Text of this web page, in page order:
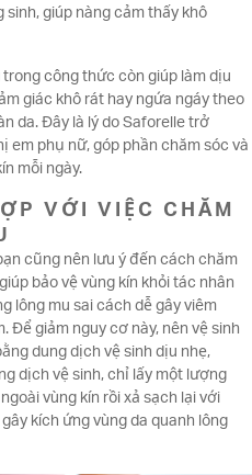
sinh, giúp nàng cảm thấy khô
công thức còn giúp làm dịu
giác khô rát hay ngứa ngáy theo
da. Đây là lý do Saforelle trở
em phụ nữ, góp phần chăm sóc và
mỗi ngày.
VỚI VIỆC CHĂM
cũng nên lưu ý đến cách chăm
bảo vệ vùng kín khỏi tác nhân
lông mu sai cách dễ gây viêm
Để giảm nguy cơ này, nên vệ sinh
dung dịch vệ sinh dịu nhẹ,
dịch vệ sinh, chỉ lấy một lượng
vùng kín rồi xả sạch lại với
kích ứng vùng da quanh lông